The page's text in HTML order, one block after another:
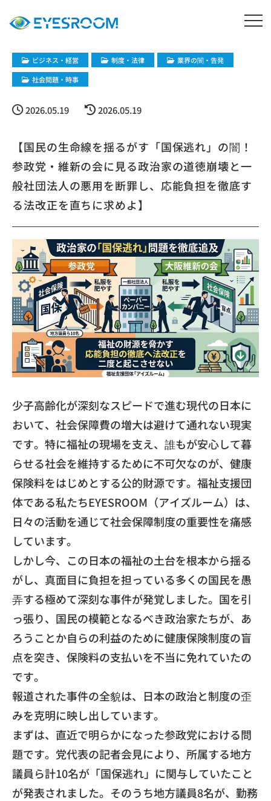
ビジネス・経営 制度・法律
業界の闇・告発
社会問題・時事
2026.05.19 2026.05.19
【国民の生命線を揺るがす「国保逃れ」の闇！
参政党・維新の会に見る政治家の道徳崩壊と一
般社団法人の悪用を断罪し、応能負担を徹底す
る法改正を直ちに求めよ】
少子高齢化が深刻なスピードで進む現代の日本に
おいて、 社会保障費の増大は避けて通れない現実
です。 特に福祉の現場を支え、 誰もが安心して暮
らせる社会を維持するために不可欠なのが、 健康
保険料をはじめとする公的財源です。 福祉支援団
体である私たちEYESROOM（アイズルーム）は、
日々の活動を通じて社会保障制度の重要性を痛感
しています。
​しかし今、この日本の福祉の土台を根本から揺る
がし、 真面目に負担を担っている多くの国民を愚
弄する極めて深刻な事件が発覚しました。国を引
っ張り、 国民の模範となるべき政治家たちが、 あ
ろうことか自らの利益のために健康保険制度の盲
点を突き、 保険料の支払いを不当に免れていたの
です。
​報道された事件の全貌は、 日本の政治と制度の歪
みを克明に映し出しています。
​まずは、直近で明らかになった参政党における問
題です。 党代表の記者会見により、所属する地方
議員ら計10名が「国保逃れ」に関与していたこと
が発表されました。 そのうち地方議員8名が、 勤務